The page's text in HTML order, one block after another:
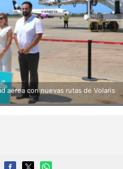
aérea con nuevas rutas de Volaris